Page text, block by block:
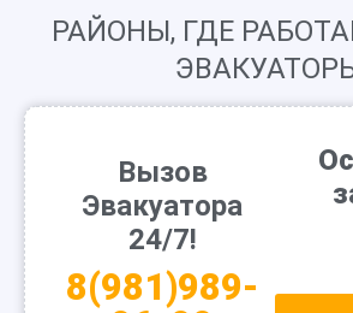
РАЙОНЫ, ГДЕ
Вызов
Эвакуатора
24/7!
8(981)989-